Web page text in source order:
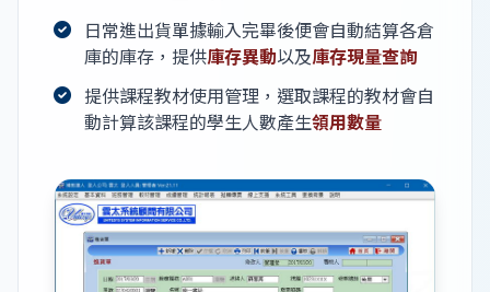
日常進出貨單據輸入完畢後便會自動結算各倉
庫的庫存，提供庫存異動以及庫存現量查詢
提供課程教材使用管理，選取課程的教材會自
動計算該課程的學生人數產生領用數量